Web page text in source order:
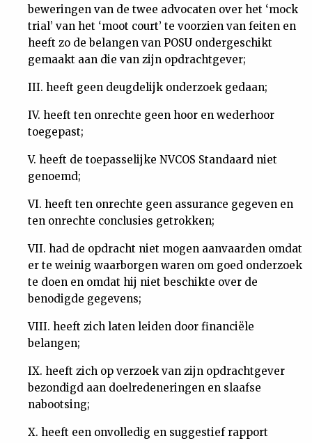
beweringen van de twee advocaten over het ‘mock
trial’ van het ‘moot court’ te voorzien van feiten en
heeft zo de belangen van POSU ondergeschikt
gemaakt aan die van zijn opdrachtgever;
III. heeft geen deugdelijk onderzoek gedaan;
IV. heeft ten onrechte geen hoor en wederhoor
toegepast;
V. heeft de toepasselijke NVCOS Standaard niet
genoemd;
VI. heeft ten onrechte geen assurance gegeven en
ten onrechte conclusies getrokken;
VII. had de opdracht niet mogen aanvaarden omdat
er te weinig waarborgen waren om goed onderzoek
te doen en omdat hij niet beschikte over de
benodigde gegevens;
VIII. heeft zich laten leiden door financiële
belangen;
IX. heeft zich op verzoek van zijn opdrachtgever
bezondigd aan doelredeneringen en slaafse
nabootsing;
X. heeft een onvolledig en suggestief rapport